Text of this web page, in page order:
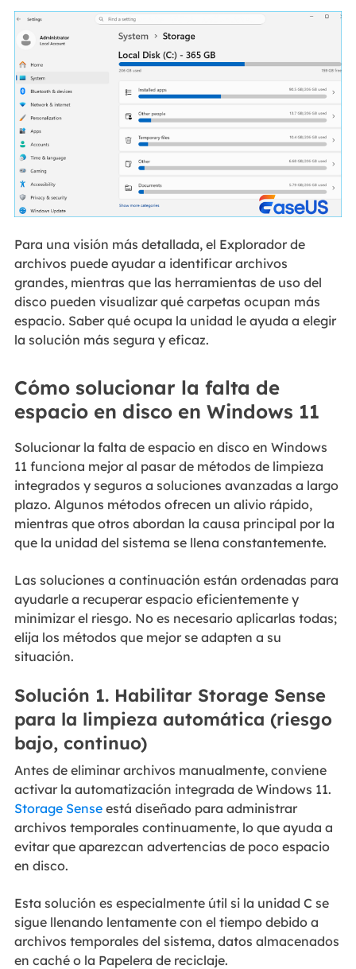
Para una visión más detallada, el Explorador de
archivos puede ayudar a identificar archivos
grandes, mientras que las herramientas de uso del
disco pueden visualizar qué carpetas ocupan más
espacio. Saber qué ocupa la unidad le ayuda a elegir
la solución más segura y eficaz.
Cómo solucionar la falta de
espacio en disco en Windows 11
Solucionar la falta de espacio en disco en Windows
11 funciona mejor al pasar de métodos de limpieza
integrados y seguros a soluciones avanzadas a largo
plazo. Algunos métodos ofrecen un alivio rápido,
mientras que otros abordan la causa principal por la
que la unidad del sistema se llena constantemente.
Las soluciones a continuación están ordenadas para
ayudarle a recuperar espacio eficientemente y
minimizar el riesgo. No es necesario aplicarlas todas;
elija los métodos que mejor se adapten a su
situación.
Solución 1. Habilitar Storage Sense
para la limpieza automática (riesgo
bajo, continuo)
Antes de eliminar archivos manualmente, conviene
activar la automatización integrada de Windows 11.
Storage Senseestá diseñado para administrar
archivos temporales continuamente, lo que ayuda a
evitar que aparezcan advertencias de poco espacio
en disco.
Esta solución es especialmente útil si la unidad C se
sigue llenando lentamente con el tiempo debido a
archivos temporales del sistema, datos almacenados
en caché o la Papelera de reciclaje.